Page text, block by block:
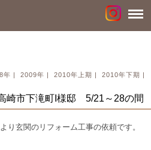
年 | 2009年 | 2010年上期 | 2010年下期 |
崎市下滝町I様邸 5/21～28の間
り玄関のリフォーム工事の依頼です。